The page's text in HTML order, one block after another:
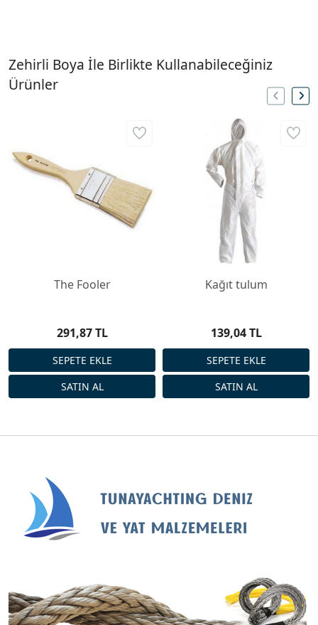
Zehirli Boya İle Birlikte Kullanabileceğiniz
Ürünler
The Fooler
291,87 TL
Kağıt tulum
139,04 TL